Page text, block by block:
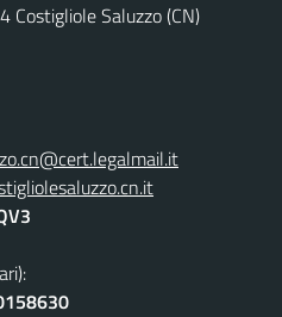
Saluzzo (CN)